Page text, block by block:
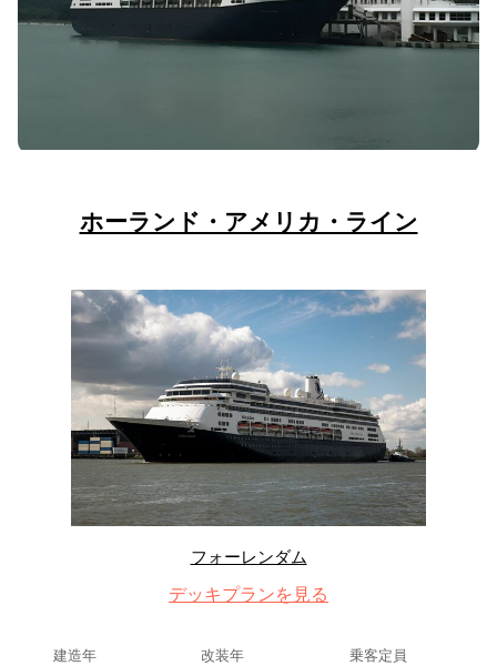
ホーランド・アメリカ・ライン
フォーレンダム
デッキプランを見る
建造年 改装年 乗客定員